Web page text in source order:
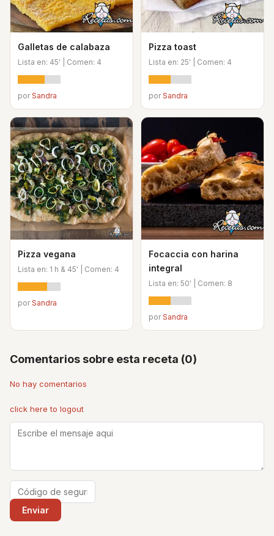
Galletas de calabaza
Lista en: 45' | Comen: 4
porSandra
Pizza toast
Lista en: 25' | Comen: 4
porSandra
Pizza vegana
Lista en: 1 h & 45' | Comen: 4
porSandra
Focaccia con harina
integral
Lista en: 50' | Comen: 8
porSandra
Comentarios sobre esta receta (0)
No hay comentarios
click here to logout